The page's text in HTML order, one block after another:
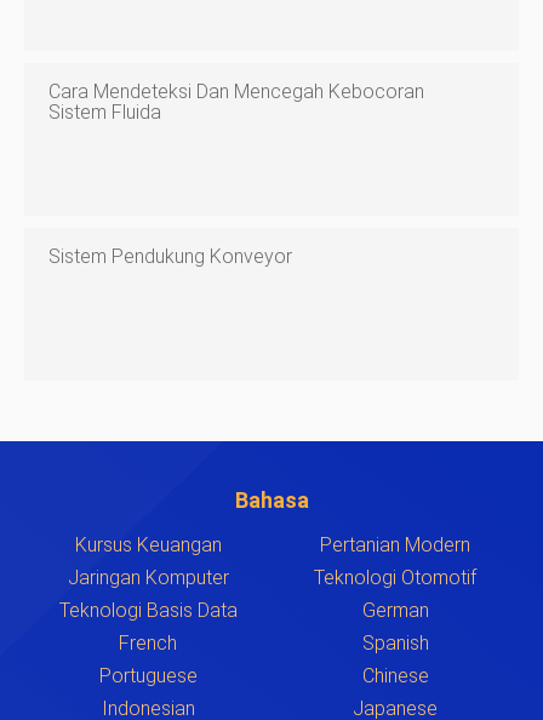
Cara Mendeteksi Dan Mencegah Kebocoran
Sistem Fluida
Sistem Pendukung Konveyor
Bahasa
Kursus Keuangan
Pertanian Modern
Jaringan Komputer
Teknologi Otomotif
Teknologi Basis Data
German
French
Spanish
Portuguese
Chinese
Indonesian
Japanese